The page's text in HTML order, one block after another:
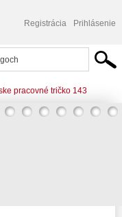
Registrácia Prihlásenie
pracovné tričko 143